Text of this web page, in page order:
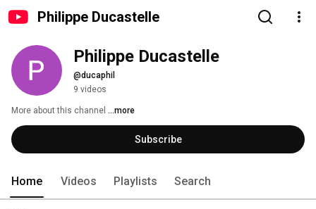
Philippe Ducastelle
Philippe Ducastelle
@ducaphil
9 videos
More about this channel ...more
Subscribe
Home Videos Playlists Search